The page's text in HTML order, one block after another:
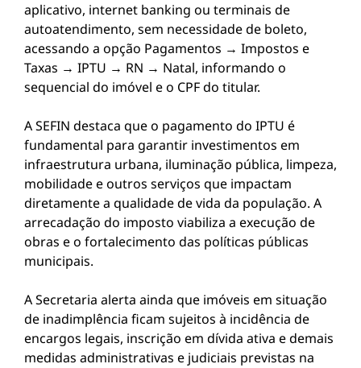
aplicativo, internet banking ou terminais de
autoatendimento, sem necessidade de boleto,
acessando a opção Pagamentos → Impostos e
Taxas → IPTU → RN → Natal, informando o
sequencial do imóvel e o CPF do titular.
A SEFIN destaca que o pagamento do IPTU é
fundamental para garantir investimentos em
infraestrutura urbana, iluminação pública, limpeza,
mobilidade e outros serviços que impactam
diretamente a qualidade de vida da população. A
arrecadação do imposto viabiliza a execução de
obras e o fortalecimento das políticas públicas
municipais.
A Secretaria alerta ainda que imóveis em situação
de inadimplência ficam sujeitos à incidência de
encargos legais, inscrição em dívida ativa e demais
medidas administrativas e judiciais previstas na